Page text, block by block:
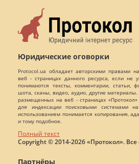
Юридические оговорки
Protocol.ua обладает авторскими правами
веб - страницах данного ресурса, если не
понимаются тексты, комментарии, статьи,
шота, сканы, видео, аудио, другие
размещенных на веб - страницах «Протокол»
для индексации поисковыми системами
использованием понимается копирования,
и тому подобное.
Полный текст
Copyright © 2014-2026 «Протокол».
Партнёры